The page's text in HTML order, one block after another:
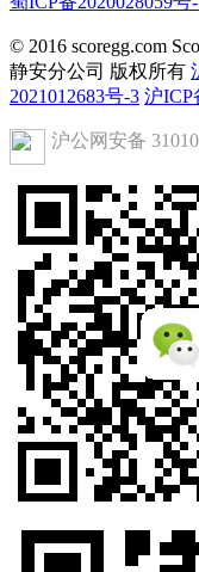
© 2016 scoregg.com
静安分公司 版权所有
2021012683号-3 沪ICP
沪公网安备